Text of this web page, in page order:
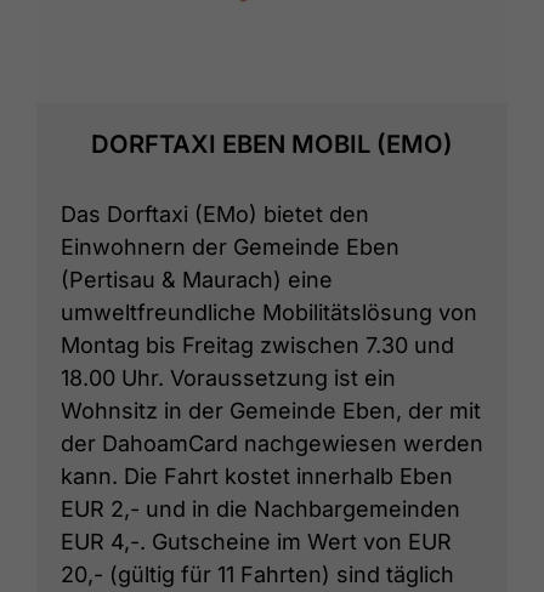
DORFTAXI EBEN MOBIL (EMO)
Das Dorftaxi (EMo) bietet den
Einwohnern der Gemeinde Eben
(Pertisau & Maurach) eine
umweltfreundliche Mobilitätslösung von
Montag bis Freitag zwischen 7.30 und
18.00 Uhr. Voraussetzung ist ein
Wohnsitz in der Gemeinde Eben, der mit
der DahoamCard nachgewiesen werden
kann. Die Fahrt kostet innerhalb Eben
EUR 2,- und in die Nachbargemeinden
EUR 4,-. Gutscheine im Wert von EUR
20,- (gültig für 11 Fahrten) sind täglich